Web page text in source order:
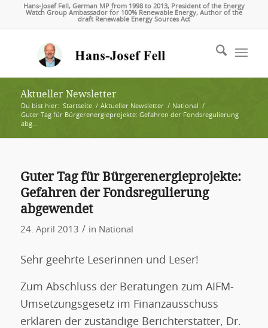
Hans-Josef Fell, German MP from 1998 to 2013, President of the Energy
Watch Group Ambassador for 100% Renewable Energy, Author of the
draft Renewable Energy Sources Act
Aktueller Newsletter
Du bist hier: Startseite / Aktueller Newsletter / National
/
Guter Tag für Bürgerenergieprojekte: Gefahren der Fondsregulierung
abg...
Guter Tag für Bürgerenergieprojekte:
Gefahren der Fondsregulierung
abgewendet
24. April 2013 / in National
Sehr geehrte Leserinnen und Leser!
Zum Abschluss der Beratungen zum AIFM-
Umsetzungsgesetz im Finanzausschuss
erklären der zuständige Berichterstatter, Dr.